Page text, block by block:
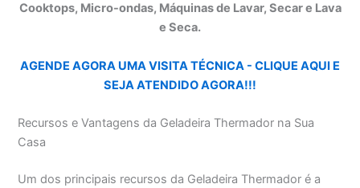
Cooktops, Micro-ondas, Máquinas de Lavar, Secar e Lava
e Seca.
AGENDE AGORA UMA VISITA TÉCNICA - CLIQUE AQUI E
SEJA ATENDIDO AGORA!!!
Recursos e Vantagens da Geladeira Thermador na Sua
Casa
Um dos principais recursos da Geladeira Thermador é a